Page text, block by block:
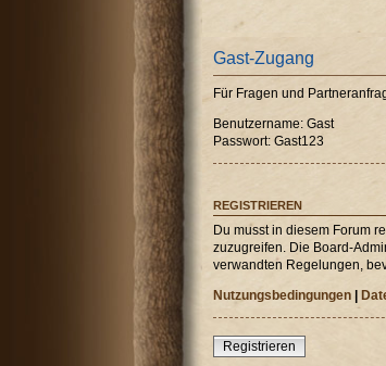
Gast-Zugang
Für Fragen und
Benutzername: Gast
Passwort: Gast123
REGISTRIEREN
Du musst in diesem Forum
zuzugreifen. Die Board-
verwandten Regelungen,
Nutzungsbedingungen |
Registrieren